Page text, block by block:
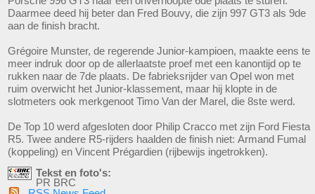
Daarmee deed hij beter dan Fred Bouvy, die zijn 997 GT3 als 9de
aan de finish bracht.
Grégoire Munster, de regerende Junior-kampioen, maakte eens te
meer indruk door op de allerlaatste proef met een kanontijd op te
rukken naar de 7de plaats. De fabrieksrijder van Opel won met
ruim overwicht het Junior-klassement, maar hij klopte in de
slotmeters ook merkgenoot Timo Van der Marel, die 8ste werd.
De Top 10 werd afgesloten door Philip Cracco met zijn Ford Fiesta
R5. Twee andere R5-rijders haalden de finish niet: Armand Fumal
(koppeling) en Vincent Prégardien (rijbewijs ingetrokken).
Tekst en foto's:
PR BRC